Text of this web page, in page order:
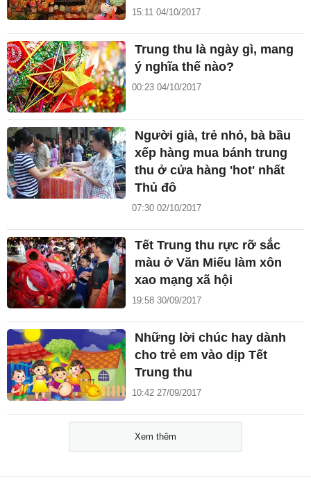
15:11 04/10/2017
Trung thu là ngày gì, mang
ý nghĩa thế nào?
00:23 04/10/2017
Người già, trẻ nhỏ, bà bầu
xếp hàng mua bánh trung
thu ở cửa hàng 'hot' nhất
Thủ đô
07:30 02/10/2017
Tết Trung thu rực rỡ sắc
màu ở Văn Miếu làm xôn
xao mạng xã hội
19:58 30/09/2017
Những lời chúc hay dành
cho trẻ em vào dịp Tết
Trung thu
10:42 27/09/2017
Xem thêm